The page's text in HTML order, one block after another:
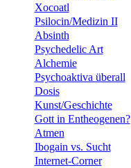
Xocoatl
Psilocin/Medizin II
Absinth
Psychedelic Art
Alchemie
Psychoaktiva überall
Dosis
Kunst/Geschichte
Gott in Entheogenen?
Atmen
Ibogain vs. Sucht
Internet-Corner